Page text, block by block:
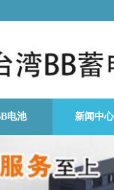
电池 新闻中心